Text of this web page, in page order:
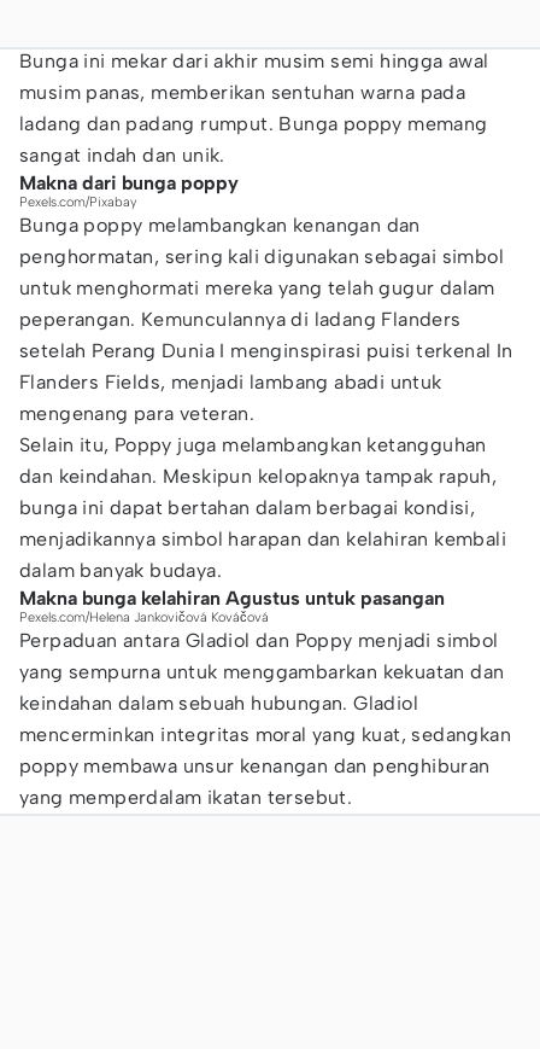
Bunga ini mekar dari akhir musim semi hingga awal
musim panas, memberikan sentuhan warna pada
ladang dan padang rumput. Bunga poppy memang
sangat indah dan unik.
Makna dari bunga poppy
Pexels.com/Pixabay
Bunga poppy melambangkan kenangan dan
penghormatan, sering kali digunakan sebagai simbol
untuk menghormati mereka yang telah gugur dalam
peperangan. Kemunculannya di ladang Flanders
setelah Perang Dunia I menginspirasi puisi terkenal In
Flanders Fields, menjadi lambang abadi untuk
mengenang para veteran.
Selain itu, Poppy juga melambangkan ketangguhan
dan keindahan. Meskipun kelopaknya tampak rapuh,
bunga ini dapat bertahan dalam berbagai kondisi,
menjadikannya simbol harapan dan kelahiran kembali
dalam banyak budaya.
Makna bunga kelahiran Agustus untuk pasangan
Pexels.com/Helena Jankovičová Kováčová
Perpaduan antara Gladiol dan Poppy menjadi simbol
yang sempurna untuk menggambarkan kekuatan dan
keindahan dalam sebuah hubungan. Gladiol
mencerminkan integritas moral yang kuat, sedangkan
poppy membawa unsur kenangan dan penghiburan
yang memperdalam ikatan tersebut.